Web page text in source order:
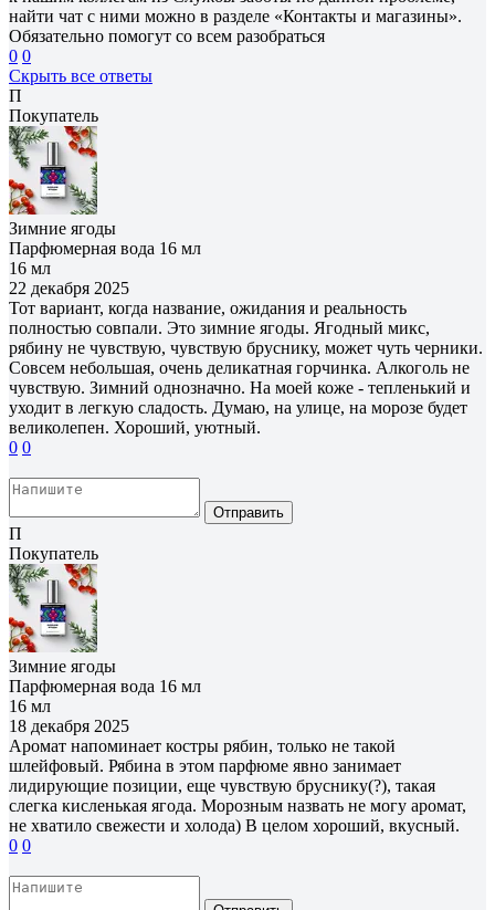
найти чат с ними можно в разделе «Контакты и магазины».
Обязательно помогут со всем разобраться
0 0
Скрыть все ответы
П
Покупатель
Зимние ягоды
Парфюмерная вода 16 мл
16 мл
22 декабря 2025
Тот вариант, когда название, ожидания и реальность
полностью совпали. Это зимние ягоды. Ягодный микс,
рябину не чувствую, чувствую бруснику, может чуть черники.
Совсем небольшая, очень деликатная горчинка. Алкоголь не
чувствую. Зимний однозначно. На моей коже - тепленький и
уходит в легкую сладость. Думаю, на улице, на морозе будет
великолепен. Хороший, уютный.
0 0
Отправить
П
Покупатель
Зимние ягоды
Парфюмерная вода 16 мл
16 мл
18 декабря 2025
Аромат напоминает костры рябин, только не такой
шлейфовый. Рябина в этом парфюме явно занимает
лидирующие позиции, еще чувствую бруснику(?), такая
слегка кисленькая ягода. Морозным назвать не могу аромат,
не хватило свежести и холода) В целом хороший, вкусный.
0 0